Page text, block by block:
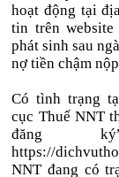
hoạt động tại
tin trên website
phát sinh sau
nợ tiền chậm
Có tình trạng
cục Thuế NNT
đăng
https://
NNT đang có